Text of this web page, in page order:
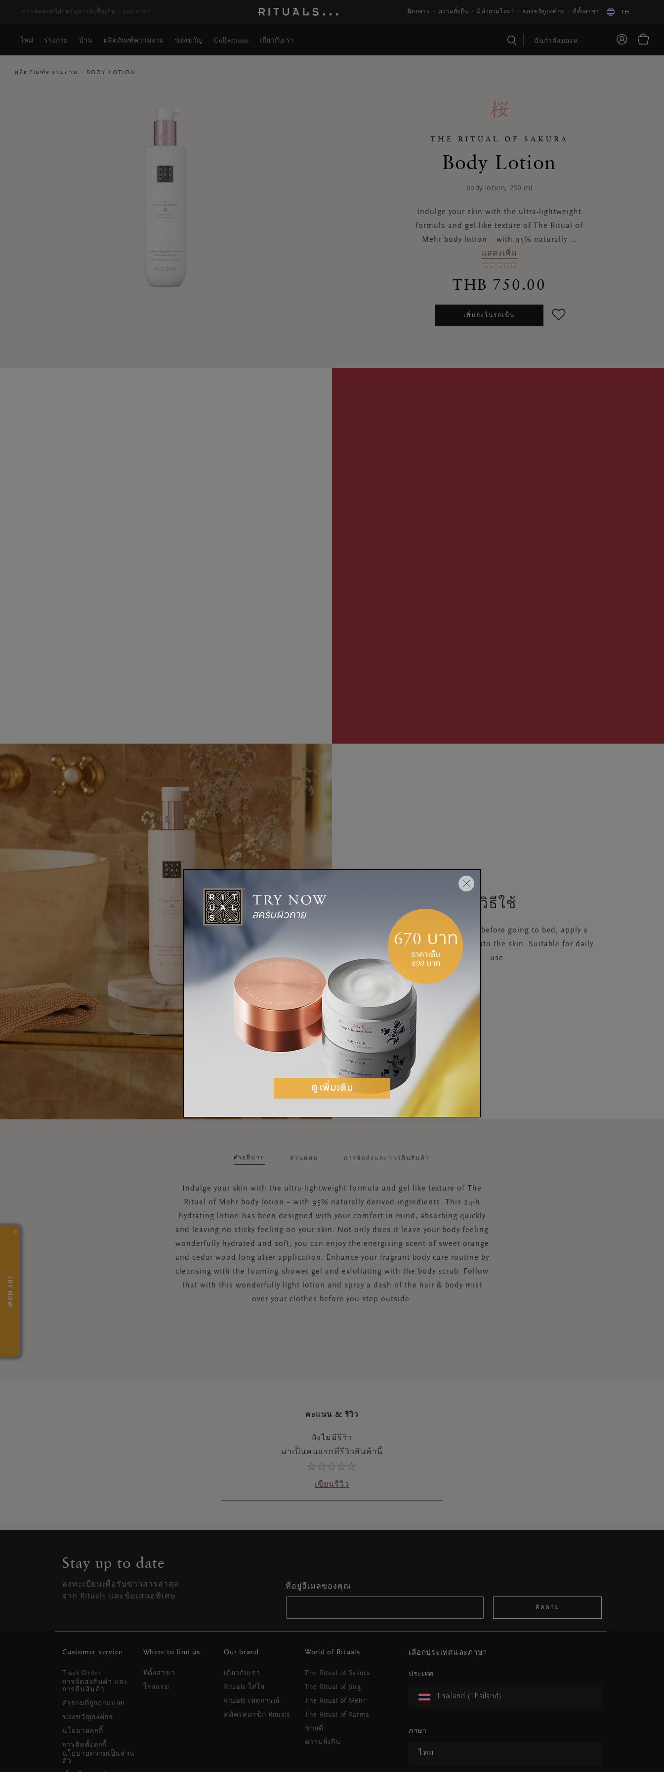
ระยะเวลาจัดส่ง 3-5 วันทำการดูเพิ่มเติม นิตยสาร ความยั่งยืน มีคำถามไหม? ของขวัญองค์กร ที่ตั้งสาขา TH
ใหม่ ร่างกาย บ้าน ผลิตภัณฑ์ความงาม ของขวัญ Collections เกี่ยวกับเรา
ผลิตภัณฑ์ความงาม BODY LOTION
THE RITUAL OF SAKURA
Body Lotion
body lotion, 250 ml
Indulge your skin with the ultra-lightweight
formula and gel-like texture of The Ritual of
Mehr body lotion – with 95% naturally ...
แสดงเพิ่ม
THB 750.00
เพิ่มลงในรถเข็น
วิธีใช้
After showering or before going to bed, apply a
layer and massage into the skin. Suitable for daily
use.
คำอธิบาย ส่วนผสม การจัดส่งและการคืนสินค้า
Indulge your skin with the ultra-lightweight formula and gel-like texture of The
Ritual of Mehr body lotion – with 95% naturally derived ingredients. This 24-h
hydrating lotion has been designed with your comfort in mind, absorbing quickly
and leaving no sticky feeling on your skin. Not only does it leave your body feeling
wonderfully hydrated and soft, you can enjoy the energising scent of sweet orange
and cedar wood long after application. Enhance your fragrant body care routine by
cleansing with the foaming shower gel and exfoliating with the body scrub. Follow
that with this wonderfully light lotion and spray a dash of the hair & body mist
over your clothes before you step outside.
คะแนน & รีวิว
ยังไม่มีรีวิว
มาเป็นคนแรกที่รีวิวสินค้านี้
เขียนรีวิว
×
TRY NOW
Stay up to date
ลงทะเบียนเพื่อรับข่าวสารล่าสุด
จาก Rituals และข้อเสนอพิเศษ
ที่อยู่อีเมลของคุณ
ติดตาม
Customer service
Track Order
การจัดส่งสินค้า และ
การคืนสินค้า
คำถามที่ถูกถามบ่อย
ของขวัญองค์กร
นโยบายคุกกี้
การติดตั้งคุกกี้
นโยบายความเป็นส่วน
ตัว
Where to find us
ที่ตั้งสาขา
โรงแรม
Our brand
เกี่ยวกับเรา
Rituals ใส่ใจ
Rituals เหตุการณ์
สมัครสมาชิก Rituals
World of Rituals
The Ritual of Sakura
The Ritual of Jing
The Ritual of Mehr
The Ritual of Karma
ขายดี
ความยั่งยืน
เลือกประเทศและภาษา
ประเทศ
Thailand (Thailand)
ภาษา
ไทย